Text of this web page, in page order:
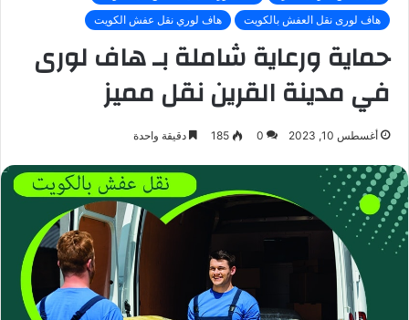
هاف لورى نقل العفش بالكويت
هاف لوري نقل عفش الكويت
حماية ورعاية شاملة بـ هاف لورى
في مدينة القرين نقل مميز
أغسطس 10, 2023 0
185 دقيقة واحدة